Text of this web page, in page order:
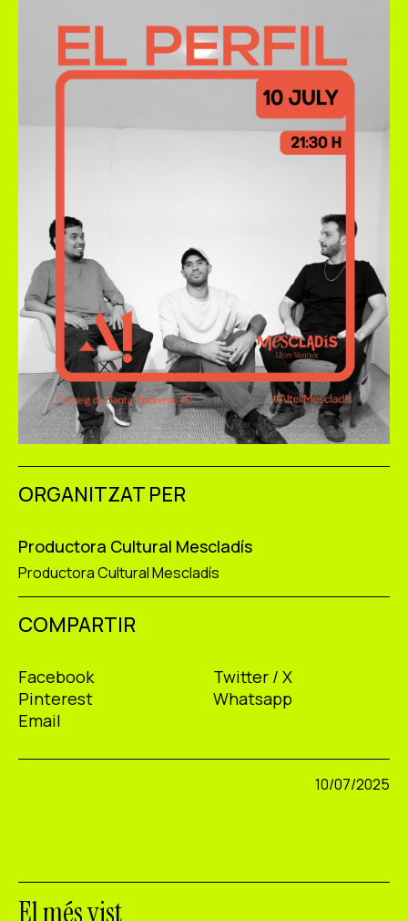
ORGANITZAT PER
Productora Cultural Mescladís
Productora Cultural Mescladís
COMPARTIR
Facebook
Twitter / X
Pinterest
Whatsapp
Email
10/07/2025
El més vist